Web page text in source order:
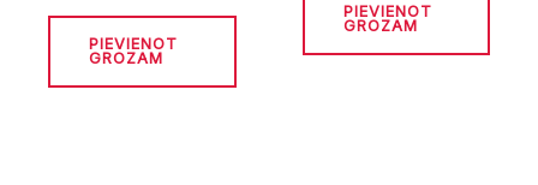
PIEVIENOT
GROZAM
PIEVIENOT
GROZAM